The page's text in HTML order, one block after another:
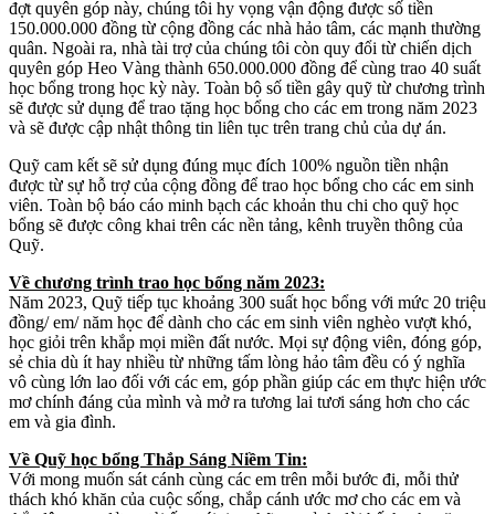
đợt quyên góp này, chúng tôi hy vọng vận động được số tiền
150.000.000 đồng từ cộng đồng các nhà hảo tâm, các mạnh thường
quân. Ngoài ra, nhà tài trợ của chúng tôi còn quy đổi từ chiến dịch
quyên góp Heo Vàng thành 650.000.000 đồng để cùng trao 40 suất
học bổng trong học kỳ này. Toàn bộ số tiền gây quỹ từ chương trình
sẽ được sử dụng để trao tặng học bổng cho các em trong năm 2023
và sẽ được cập nhật thông tin liên tục trên trang chủ của dự án.
Quỹ cam kết sẽ sử dụng đúng mục đích 100% nguồn tiền nhận
được từ sự hỗ trợ của cộng đồng để trao học bổng cho các em sinh
viên. Toàn bộ báo cáo minh bạch các khoản thu chi cho quỹ học
bổng sẽ được công khai trên các nền tảng, kênh truyền thông của
Quỹ.
Về chương trình trao học bổng năm 2023:
Năm 2023, Quỹ tiếp tục khoảng 300 suất học bổng với mức 20 triệu
đồng/ em/ năm học để dành cho các em sinh viên nghèo vượt khó,
học giỏi trên khắp mọi miền đất nước. Mọi sự động viên, đóng góp,
sẻ chia dù ít hay nhiều từ những tấm lòng hảo tâm đều có ý nghĩa
vô cùng lớn lao đối với các em, góp phần giúp các em thực hiện ước
mơ chính đáng của mình và mở ra tương lai tươi sáng hơn cho các
em và gia đình.
Về Quỹ học bổng Thắp Sáng Niềm Tin:
Với mong muốn sát cánh cùng các em trên mỗi bước đi, mỗi thử
thách khó khăn của cuộc sống, chắp cánh ước mơ cho các em và